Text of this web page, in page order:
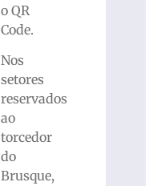
o QR
Code.
Nos
setores
reservados
ao
torcedor
do
Brusque,